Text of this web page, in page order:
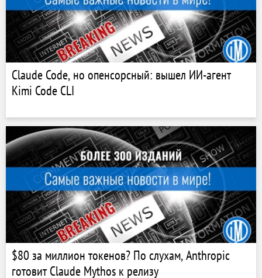
Claude Code, но опенсорсный: вышел ИИ-агент
Kimi Code CLI
$80 за миллион токенов? По слухам, Anthropic
готовит Claude Mythos к релизу